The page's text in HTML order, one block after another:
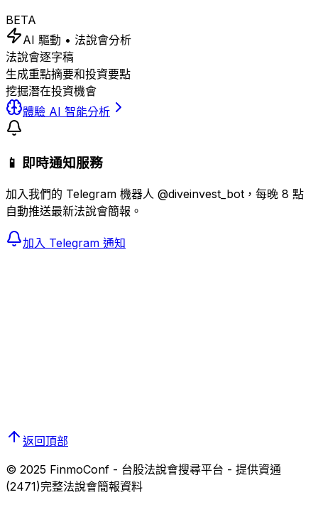
BETA
AI 驅動 • 法說會分析
法說會逐字稿
生成重點摘要和投資要點
挖掘潛在投資機會
體驗 AI 智能分析
📱 即時通知服務
加入我們的 Telegram 機器人 @diveinvest_bot，每晚 8 點
自動推送最新法說會簡報。
加入 Telegram 通知
返回頂部
© 2025 FinmoConf - 台股法說會搜尋平台 - 提供資通
(2471)完整法說會簡報資料